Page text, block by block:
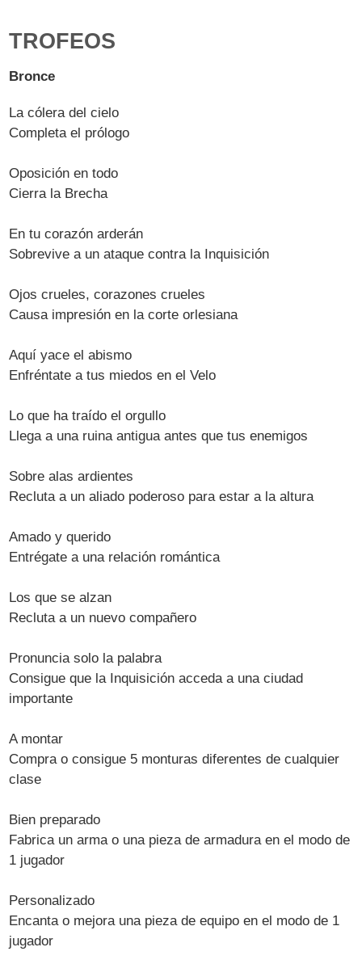
TROFEOS
Bronce
La cólera del cielo
Completa el prólogo
Oposición en todo
Cierra la Brecha
En tu corazón arderán
Sobrevive a un ataque contra la Inquisición
Ojos crueles, corazones crueles
Causa impresión en la corte orlesiana
Aquí yace el abismo
Enfréntate a tus miedos en el Velo
Lo que ha traído el orgullo
Llega a una ruina antigua antes que tus enemigos
Sobre alas ardientes
Recluta a un aliado poderoso para estar a la altura
Amado y querido
Entrégate a una relación romántica
Los que se alzan
Recluta a un nuevo compañero
Pronuncia solo la palabra
Consigue que la Inquisición acceda a una ciudad
importante
A montar
Compra o consigue 5 monturas diferentes de cualquier
clase
Bien preparado
Fabrica un arma o una pieza de armadura en el modo de
1 jugador
Personalizado
Encanta o mejora una pieza de equipo en el modo de 1
jugador